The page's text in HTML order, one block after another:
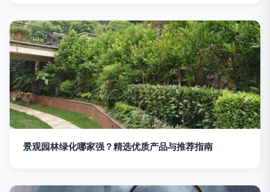
景观园林绿化哪家强？精选优质产品与推荐指南